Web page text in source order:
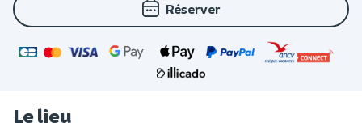
Réserver
Le lieu